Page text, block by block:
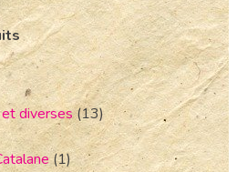
diverses (13)
(1)